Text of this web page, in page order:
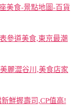
美食-景點地圖-百貨
參道美食,東京最潮
麗澀谷川,美食店家
鮮握壽司,CP值高!